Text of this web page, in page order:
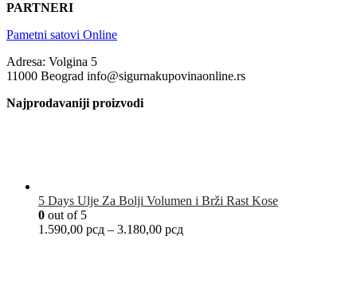
PARTNERI
Pametni satovi Online
Adresa: Volgina 5
11000 Beograd info@sigurnakupovinaonline.rs
Najprodavaniji proizvodi
5 Days Ulje Za Bolji Volumen i Brži Rast Kose
0 out of 5
1.590,00 рсд – 3.180,00 рсд